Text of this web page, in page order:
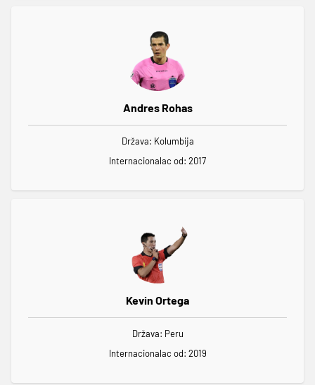
Andres Rohas
Država: Kolumbija
Internacionalac od: 2017
Kevin Ortega
Država: Peru
Internacionalac od: 2019